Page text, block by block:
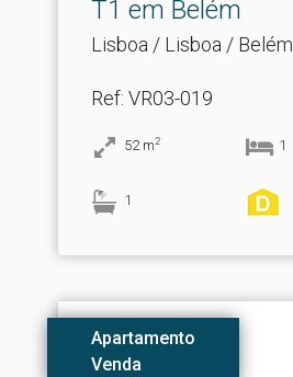
T1 em Belém
Lisboa / Lisboa / Belém
Ref: VR03-019
52 m2 1
1
Apartamento
Venda